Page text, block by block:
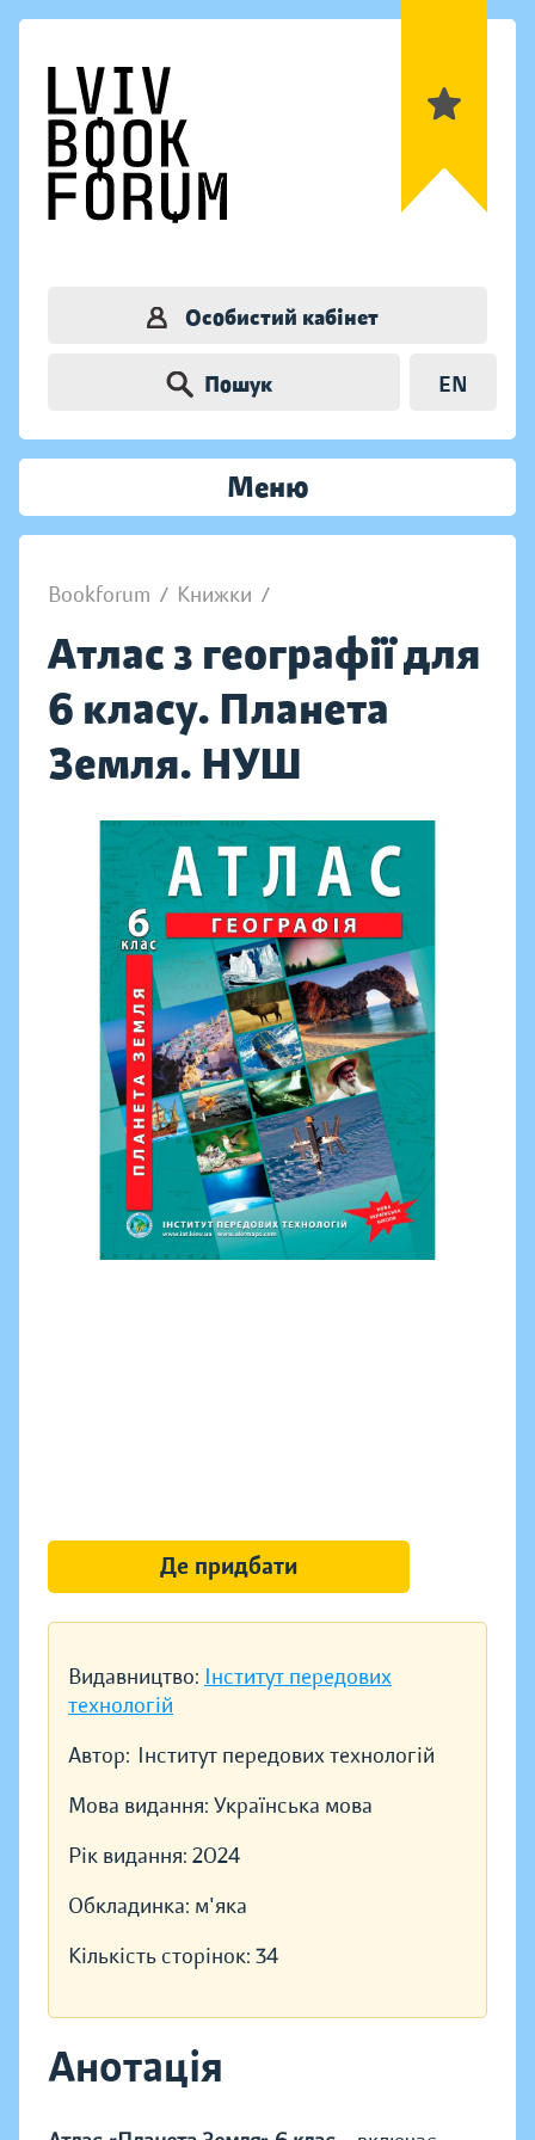
Особистий кабінет
Пошук EN
Меню
Bookforum / Книжки /
Атлас з географії для
6 класу. Планета
Земля. НУШ
Видавництво: Інститут передових
технологій
Автор: Інститут передових технологій
Мова видання: Українська мова
Рік видання: 2024
Обкладинка: м'яка
Кількість сторінок: 34
Анотація
Де придбати